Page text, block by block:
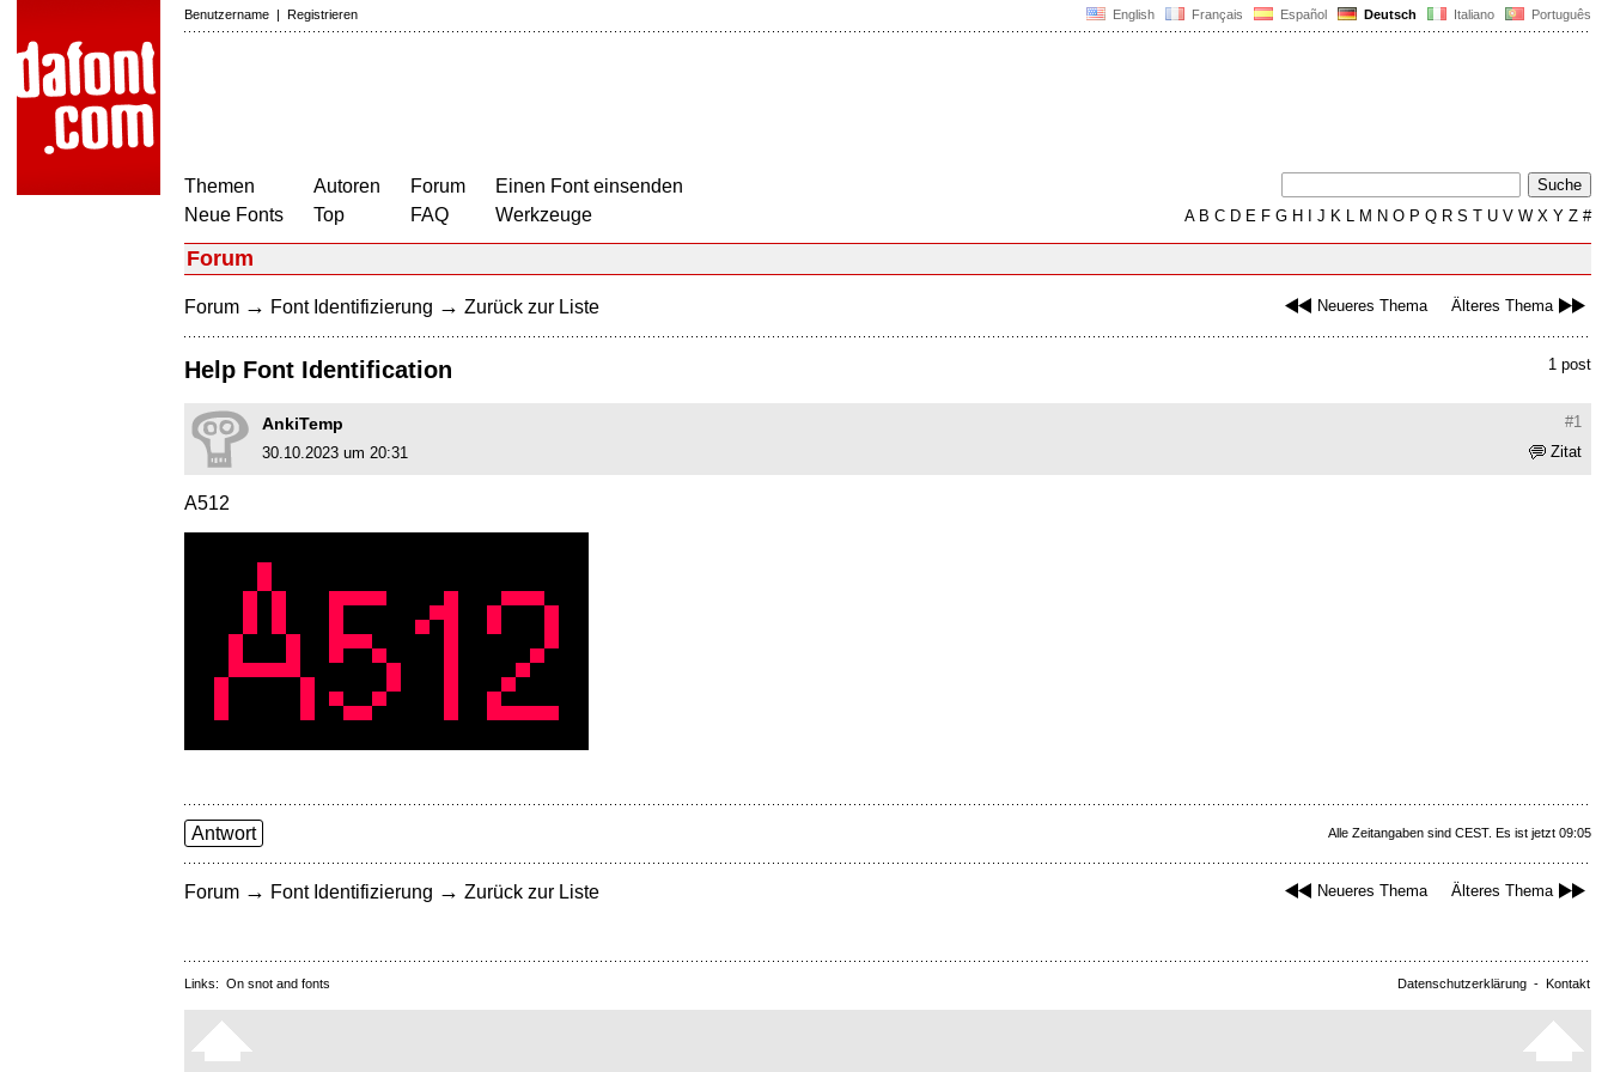
English Français Español Deutsch Italiano Português
Benutzername | Registrieren
Themen
Neue Fonts
Autoren
Top
Forum
FAQ
Einen Font einsenden
Werkzeuge
AB C D E F G H J K L M N O P Q R S T U V W X Y Z #
Forum
Neueres Thema Älteres Thema
Forum → Font Identifizierung → Zurück zur Liste
1 post
Help Font Identification
#1
AnkiTemp
Zitat
30.10.2023 um 20:31
A512
Alle Zeitangaben sind CEST. Es ist jetzt 09:05
Antwort
Neueres Thema Älteres Thema
Forum → Font Identifizierung → Zurück zur Liste
Datenschutzerklärung - Kontakt
Links: On snot and fonts